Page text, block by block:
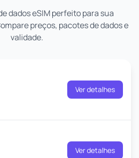
dados eSIM perfeito para sua
preços, pacotes de dados e
validade.
Ver detalhes
Ver detalhes